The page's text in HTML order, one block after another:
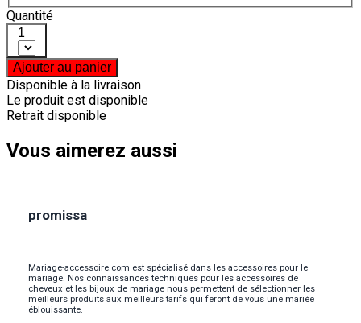
Quantité
1
Ajouter au panier
Disponible à la livraison
Le produit est disponible
Retrait disponible
Vous aimerez aussi
promissa
Mariage-accessoire.com est spécialisé dans les accessoires pour le
mariage. Nos connaissances techniques pour les accessoires de
cheveux et les bijoux de mariage nous permettent de sélectionner les
meilleurs produits aux meilleurs tarifs qui feront de vous une mariée
éblouissante.